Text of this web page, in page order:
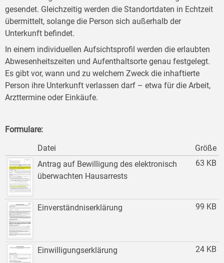
gesendet. Gleichzeitig werden die Standortdaten in Echtzeit
übermittelt, solange die Person sich außerhalb der
Unterkunft befindet.
In einem individuellen Aufsichtsprofil werden die erlaubten
Abwesenheitszeiten und Aufenthaltsorte genau festgelegt.
Es gibt vor, wann und zu welchem Zweck die inhaftierte
Person ihre Unterkunft verlassen darf – etwa für die Arbeit,
Arzttermine oder Einkäufe.
Formulare:
Größe
Datei
63 KB
Antrag auf Bewilligung des elektronisch
überwachten Hausarrests
99 KB
Einverständniserklärung
24 KB
Einwilligungserklärung